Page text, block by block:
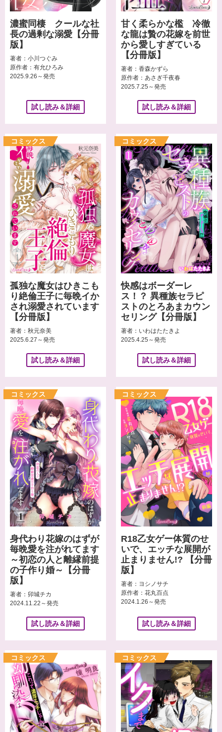
濃蜜同棲 クールな社
長の過剰な溺愛【分冊
版】
著者：小川つぐみ
原作者：有允ひろみ
2025.9.26～発売
試し読み＆詳細
甘く柔らかな檻 冷徹
な龍は贄の花嫁を前世
から愛しすぎている
【分冊版】
著者：香森かずら
原作者：あさぎ千夜春
2025.7.25～発売
試し読み＆詳細
孤独な魔女はひきこも
り絶倫王子に毎晩イか
され溺愛されています
【分冊版】
著者：秋元奈美
2025.6.27～発売
試し読み＆詳細
快感はボーダーレ
ス！？ 異種族セラピ
ストのとろあまカウン
セリング【分冊版】
著者：いわはたたきよ
2025.4.25～発売
試し読み＆詳細
身代わり花嫁のはずが
毎晩愛を注がれてます
～初恋の人と離縁前提
の子作り婚～【分冊
版】
著者：卯城チカ
2024.11.22～発売
試し読み＆詳細
R18乙女ゲー体質のせ
いで、エッチな展開が
止まりません!? 【分冊
版】
著者：ヨシノサチ
原作者：花丸百点
2024.1.26～発売
試し読み＆詳細